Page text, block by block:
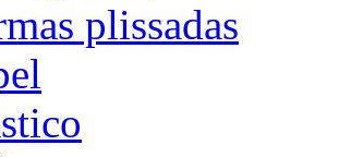
plissadas